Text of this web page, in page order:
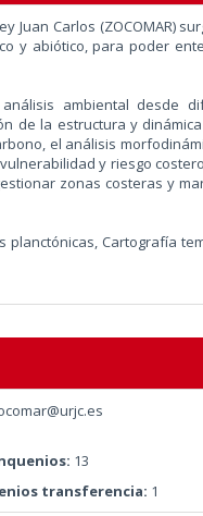
Juan Carlos (ZOCOMAR)
y abiótico, para poder
ambiental desde
de la estructura y
el análisis
y riesgo
zonas costeras y
Cartografía
13
transferencia: 1